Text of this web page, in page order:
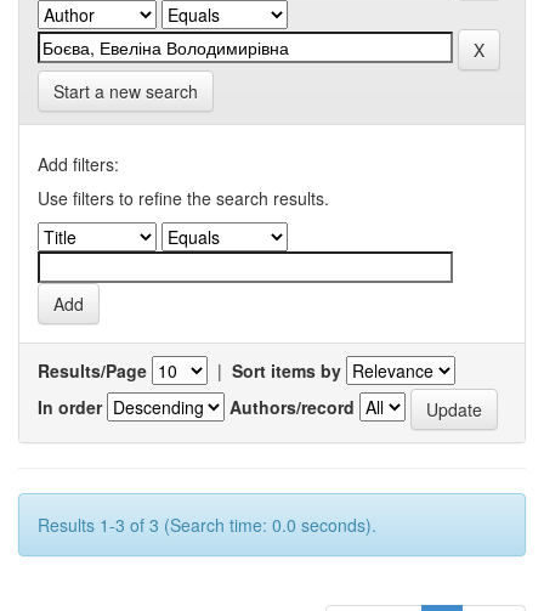
Start a new search
Add filters:
Use filters to refine the search results.
Results/Page | Sort items by
In order
Authors/record
Results 1-3 of 3 (Search time: 0.0 seconds).